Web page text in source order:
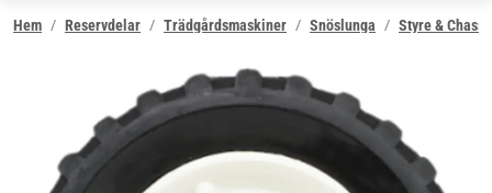
Hem Reservdelar Trädgårdsmaskiner Snöslunga Styre & Chassi